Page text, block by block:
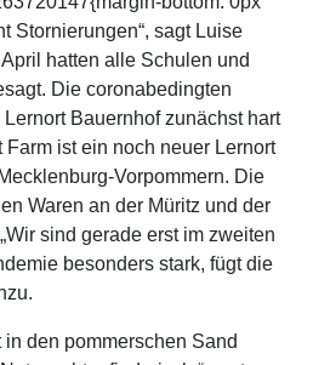
Stornierungen“, sagt Luise
hatten alle Schulen und
Die coronabedingten
Bauernhof zunächst hart
ist ein noch neuer Lernort
Vorpommern. Die
Waren an der Müritz und der
sind gerade erst im zweiten
besonders stark, fügt die
den pommerschen Sand